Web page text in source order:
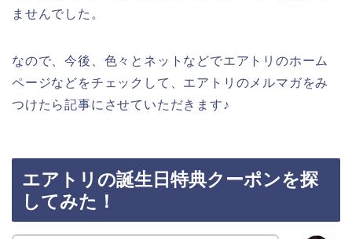
ませんでした。
なので、今後、色々とネットなどでエアトリのホーム
ページなどをチェックして、エアトリのメルマガをみ
つけたら記事にさせていただきます♪
エアトリの誕生日特典クーポンを探
してみた！